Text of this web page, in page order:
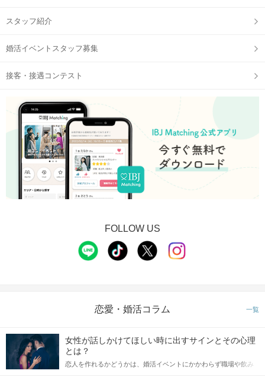
スタッフ紹介
婚活イベントスタッフ募集
接客・接遇コンテスト
FOLLOW US
恋愛・婚活コラム 一覧
女性が話しかけてほしい時に出すサインとその心理
とは？
恋人を作れるかどうかは、婚活イベントにかかわらず職場や飲み